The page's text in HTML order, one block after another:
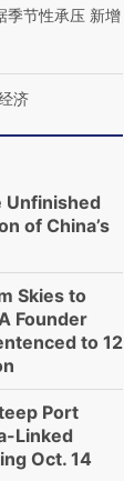
季节性承压 新增
济
Unfinished
of China’s
Skies to
Founder
to 12
Port
Linked
Oct. 14